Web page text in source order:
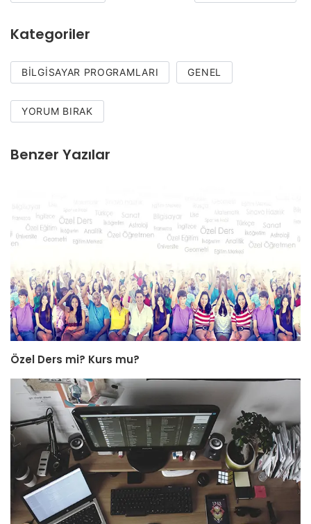
Kategoriler
BILGISAYAR PROGRAMLARI GENEL
YORUM BIRAK
Benzer Yazılar
Özel Ders mi? Kurs mu?